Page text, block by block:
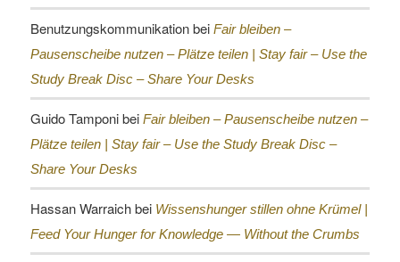
Benutzungskommunikationbei Fair bleiben –
Pausenscheibe nutzen – Plätze teilen | Stay fair – Use the
Study Break Disc – Share Your Desks
Guido Tamponibei Fair bleiben – Pausenscheibe nutzen –
Plätze teilen | Stay fair – Use the Study Break Disc –
Share Your Desks
Hassan Warraichbei Wissenshunger stillen ohne Krümel |
Feed Your Hunger for Knowledge — Without the Crumbs